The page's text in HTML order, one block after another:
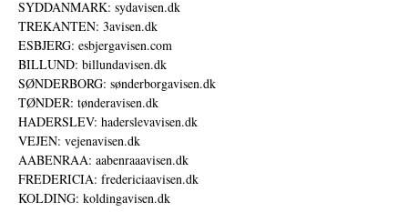
SYDDANMARK: sydavisen.dk
TREKANTEN: 3avisen.dk
ESBJERG: esbjergavisen.com
BILLUND: billundavisen.dk
SØNDERBORG: sønderborgavisen.dk
TØNDER: tønderavisen.dk
HADERSLEV: haderslevavisen.dk
VEJEN: vejenavisen.dk
AABENRAA: aabenraaavisen.dk
FREDERICIA: fredericiaavisen.dk
KOLDING: koldingavisen.dk